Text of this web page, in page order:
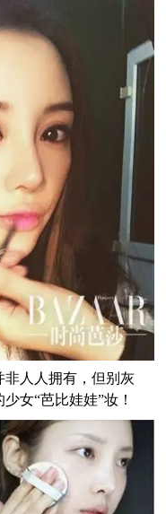
人人拥有，但别灰
女“芭比娃娃”妆！